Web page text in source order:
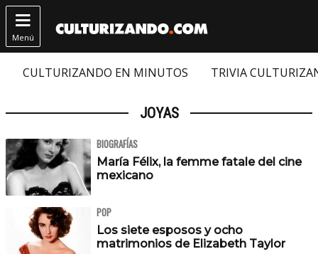

Menú
CULTURIZANDO EN MINUTOS TRIVIA
JOYAS
BIOGRAFÍAS
María Félix, la femme fatale del cine
mexicano
POP
Los siete esposos y ocho
matrimonios de Elizabeth Taylor